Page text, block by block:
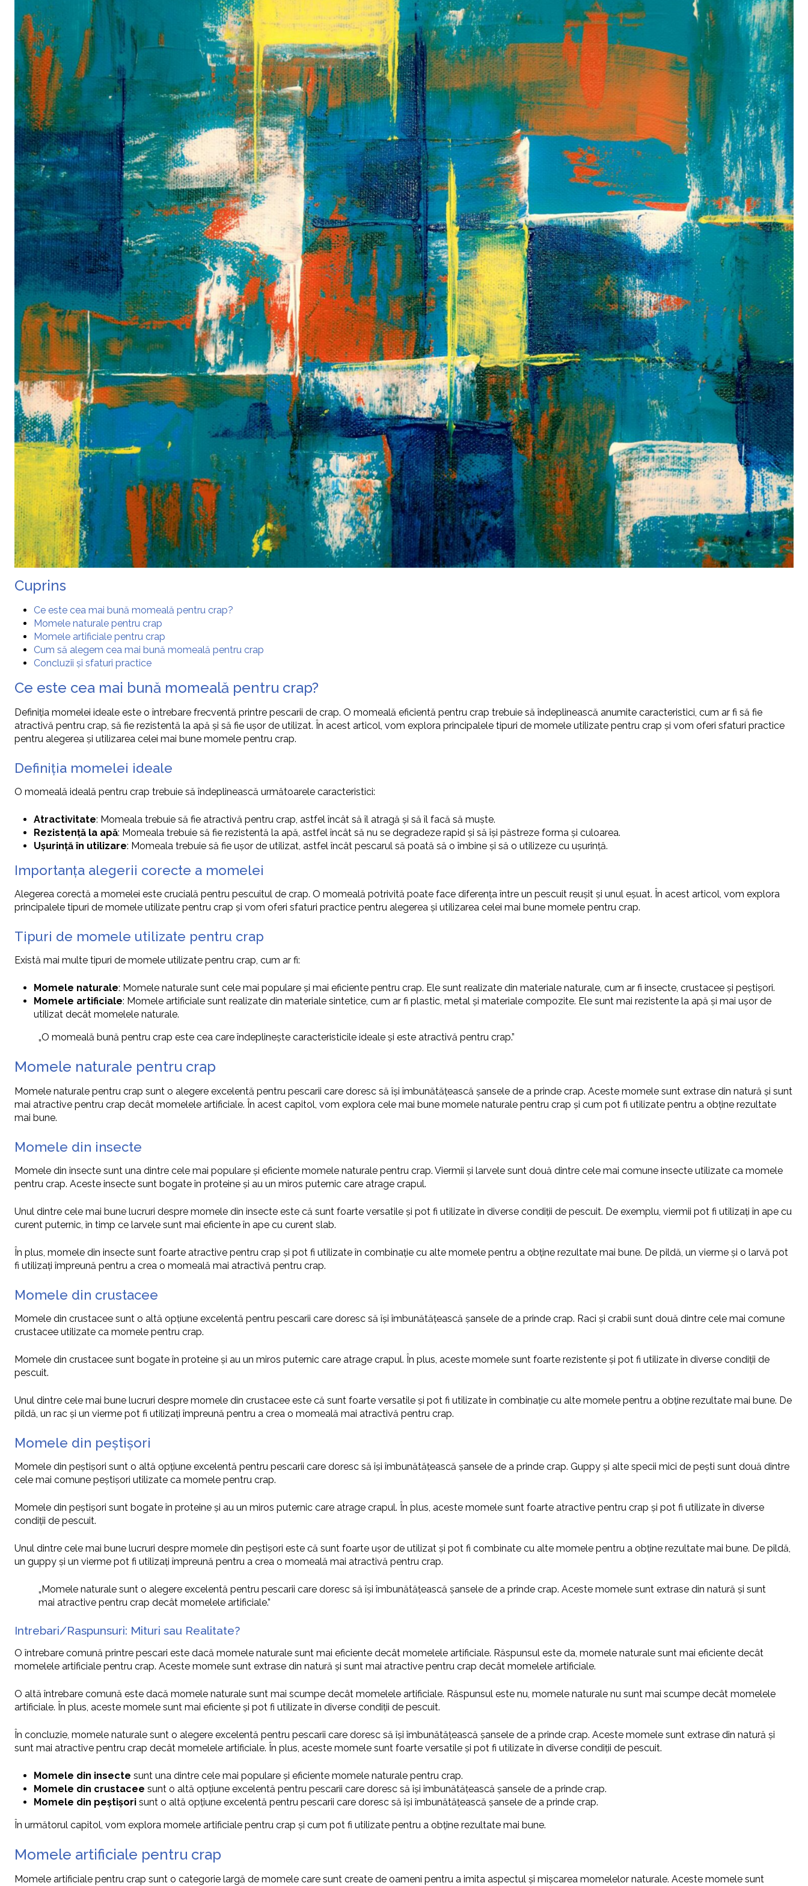
Cuprins
Ce este cea mai bună momeală pentru crap?
Momele naturale pentru crap
Momele artificiale pentru crap
Cum să alegem cea mai bună momeală pentru crap
Concluzii și sfaturi practice
Ce este cea mai bună momeală pentru crap?
Definiția momelei ideale este o întrebare frecventă printre pescarii de crap. O momeală eficientă pentru crap trebuie să îndeplinească anumite caracteristici, cum ar fi să fie
atractivă pentru crap, să fie rezistentă la apă și să fie ușor de utilizat. În acest articol, vom explora principalele tipuri de momele utilizate pentru crap și vom oferi sfaturi practice
pentru alegerea și utilizarea celei mai bune momele pentru crap.
Definiția momelei ideale
O momeală ideală pentru crap trebuie să îndeplinească următoarele caracteristici:
Atractivitate: Momeala trebuie să fie atractivă pentru crap, astfel încât să îl atragă și să îl facă să muște.
Rezistență la apă: Momeala trebuie să fie rezistentă la apă, astfel încât să nu se degradeze rapid și să își păstreze forma și culoarea.
Ușurință în utilizare: Momeala trebuie să fie ușor de utilizat, astfel încât pescarul să poată să o îmbine și să o utilizeze cu ușurință.
Importanța alegerii corecte a momelei
Alegerea corectă a momelei este crucială pentru pescuitul de crap. O momeală potrivită poate face diferența între un pescuit reușit și unul eșuat. În acest articol, vom explora
principalele tipuri de momele utilizate pentru crap și vom oferi sfaturi practice pentru alegerea și utilizarea celei mai bune momele pentru crap.
Tipuri de momele utilizate pentru crap
Există mai multe tipuri de momele utilizate pentru crap, cum ar fi:
Momele naturale: Momele naturale sunt cele mai populare și mai eficiente pentru crap. Ele sunt realizate din materiale naturale, cum ar fi insecte, crustacee și peștișori.
Momele artificiale: Momele artificiale sunt realizate din materiale sintetice, cum ar fi plastic, metal și materiale compozite. Ele sunt mai rezistente la apă și mai ușor de
utilizat decât momelele naturale.
„O momeală bună pentru crap este cea care îndeplinește caracteristicile ideale și este atractivă pentru crap.”
Momele naturale pentru crap
Momele naturale pentru crap sunt o alegere excelentă pentru pescarii care doresc să își îmbunătățească șansele de a prinde crap. Aceste momele sunt extrase din natură și sunt
mai atractive pentru crap decât momelele artificiale. În acest capitol, vom explora cele mai bune momele naturale pentru crap și cum pot fi utilizate pentru a obține rezultate
mai bune.
Momele din insecte
Momele din insecte sunt una dintre cele mai populare și eficiente momele naturale pentru crap. Viermii și larvele sunt două dintre cele mai comune insecte utilizate ca momele
pentru crap. Aceste insecte sunt bogate în proteine și au un miros puternic care atrage crapul.
Unul dintre cele mai bune lucruri despre momele din insecte este că sunt foarte versatile și pot fi utilizate în diverse condiții de pescuit. De exemplu, viermii pot fi utilizați în ape cu
curent puternic, în timp ce larvele sunt mai eficiente în ape cu curent slab.
În plus, momele din insecte sunt foarte atractive pentru crap și pot fi utilizate în combinație cu alte momele pentru a obține rezultate mai bune. De pildă, un vierme și o larvă pot
fi utilizați împreună pentru a crea o momeală mai atractivă pentru crap.
Momele din crustacee
Momele din crustacee sunt o altă opțiune excelentă pentru pescarii care doresc să își îmbunătățească șansele de a prinde crap. Raci și crabii sunt două dintre cele mai comune
crustacee utilizate ca momele pentru crap.
Momele din crustacee sunt bogate în proteine și au un miros puternic care atrage crapul. În plus, aceste momele sunt foarte rezistente și pot fi utilizate în diverse condiții de
pescuit.
Unul dintre cele mai bune lucruri despre momele din crustacee este că sunt foarte versatile și pot fi utilizate în combinație cu alte momele pentru a obține rezultate mai bune. De
pildă, un rac și un vierme pot fi utilizați împreună pentru a crea o momeală mai atractivă pentru crap.
Momele din peștișori
Momele din peștișori sunt o altă opțiune excelentă pentru pescarii care doresc să își îmbunătățească șansele de a prinde crap. Guppy și alte specii mici de pești sunt două dintre
cele mai comune peștișori utilizate ca momele pentru crap.
Momele din peștișori sunt bogate în proteine și au un miros puternic care atrage crapul. În plus, aceste momele sunt foarte atractive pentru crap și pot fi utilizate în diverse
condiții de pescuit.
Unul dintre cele mai bune lucruri despre momele din peștișori este că sunt foarte ușor de utilizat și pot fi combinate cu alte momele pentru a obține rezultate mai bune. De pildă,
un guppy și un vierme pot fi utilizați împreună pentru a crea o momeală mai atractivă pentru crap.
„Momele naturale sunt o alegere excelentă pentru pescarii care doresc să își îmbunătățească șansele de a prinde crap. Aceste momele sunt extrase din natură și sunt
mai atractive pentru crap decât momelele artificiale.”
Intrebari/Raspunsuri: Mituri sau Realitate?
O întrebare comună printre pescari este dacă momele naturale sunt mai eficiente decât momelele artificiale. Răspunsul este da, momele naturale sunt mai eficiente decât
momelele artificiale pentru crap. Aceste momele sunt extrase din natură și sunt mai atractive pentru crap decât momelele artificiale.
O altă întrebare comună este dacă momele naturale sunt mai scumpe decât momelele artificiale. Răspunsul este nu, momele naturale nu sunt mai scumpe decât momelele
artificiale. În plus, aceste momele sunt mai eficiente și pot fi utilizate în diverse condiții de pescuit.
În concluzie, momele naturale sunt o alegere excelentă pentru pescarii care doresc să își îmbunătățească șansele de a prinde crap. Aceste momele sunt extrase din natură și
sunt mai atractive pentru crap decât momelele artificiale. În plus, aceste momele sunt foarte versatile și pot fi utilizate în diverse condiții de pescuit.
Momele din insecte sunt una dintre cele mai populare și eficiente momele naturale pentru crap.
Momele din crustacee sunt o altă opțiune excelentă pentru pescarii care doresc să își îmbunătățească șansele de a prinde crap.
Momele din peștișori sunt o altă opțiune excelentă pentru pescarii care doresc să își îmbunătățească șansele de a prinde crap.
În următorul capitol, vom explora momele artificiale pentru crap și cum pot fi utilizate pentru a obține rezultate mai bune.
Momele artificiale pentru crap
Momele artificiale pentru crap sunt o categorie largă de momele care sunt create de oameni pentru a imita aspectul și mișcarea momelelor naturale. Aceste momele sunt